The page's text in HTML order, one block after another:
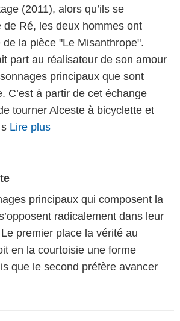
(2011), alors qu’ils se
de Ré, les deux hommes ont
la pièce "Le Misanthrope".
part au réalisateur de son amour
principaux que sont
C’est à partir de cet échange
tourner Alceste à bicyclette et
Lire plus
principaux qui composent la
radicalement dans leur
premier place la vérité au
en la courtoisie une forme
que le second préfère avancer